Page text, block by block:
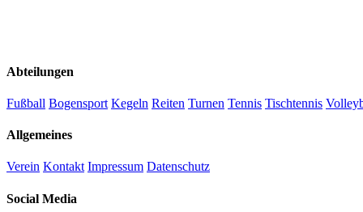
Abteilungen
Fußball Bogensport Kegeln Reiten Turnen Tennis Tischtennis
Allgemeines
Verein Kontakt Impressum Datenschutz
Social Media